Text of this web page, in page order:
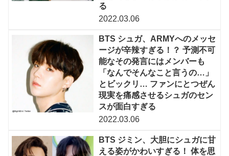
る
2022.03.06
BTS シュガ、ARMYへのメッセ
ージが辛辣すぎる！？ 予測不可
能なその発言にはメンバーも
「なんでそんなこと言うの…」
とビックリ… ファンにとつぜん
現実を痛感させるシュガのセン
スが面白すぎる
2022.03.06
BTS ジミン、大胆にシュガに甘
える姿がかわいすぎる！ 体を思